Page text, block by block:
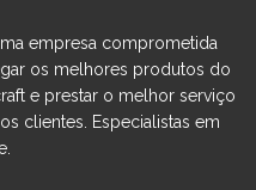
empresa comprometida
os melhores produtos do
e prestar o melhor serviço
clientes. Especialistas em